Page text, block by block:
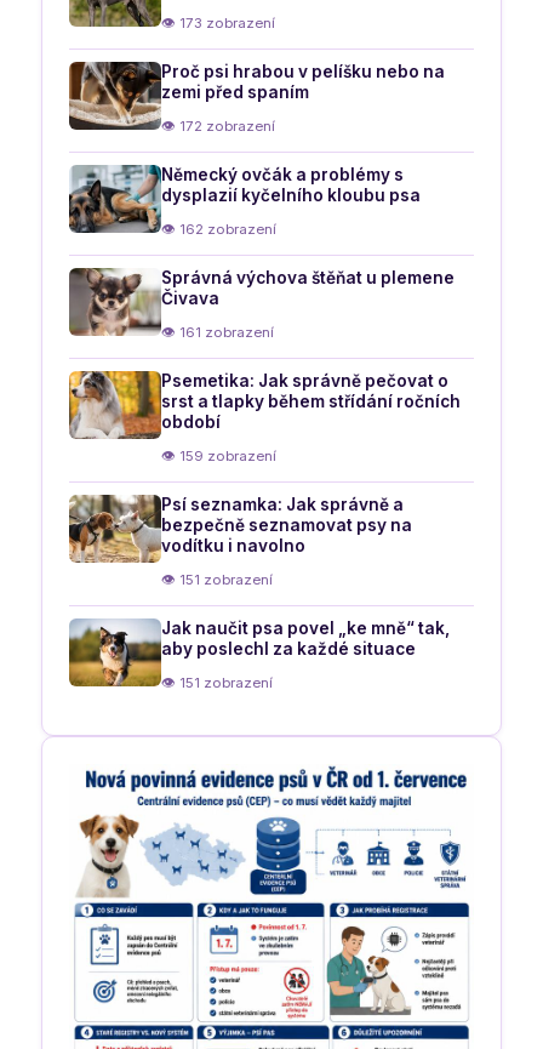
👁 173 zobrazení
Proč psi hrabou v pelíšku nebo na
zemi před spaním
👁 172 zobrazení
Německý ovčák a problémy s
dysplazií kyčelního kloubu psa
👁 162 zobrazení
Správná výchova štěňat u plemene
Čivava
👁 161 zobrazení
Psemetika: Jak správně pečovat o
srst a tlapky během střídání ročních
období
👁 159 zobrazení
Psí seznamka: Jak správně a
bezpečně seznamovat psy na
vodítku i navolno
👁 151 zobrazení
Jak naučit psa povel „ke mně“ tak,
aby poslechl za každé situace
👁 151 zobrazení